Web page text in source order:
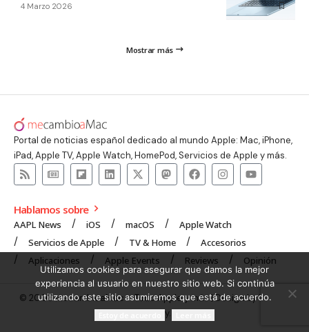
4 Marzo 2026
Mostrar más
Portal de noticias español dedicado al mundo Apple: Mac, iPhone,
iPad, Apple TV, Apple Watch, HomePod, Servicios de Apple y más.
Hablamos sobre
AAPL News iOS macOS
Apple Watch
Servicios de Apple
TV & Home
Accesorios
Aplicaciones
Apple Events Reviews Opinión
© 2008 mecambioaMac – Todo Apple y más | Design byUNXON
Agency.
Utilizamos cookies para asegurar que damos la mejor
experiencia al usuario en nuestro sitio web. Si continúa
utilizando este sitio asumiremos que está de acuerdo.